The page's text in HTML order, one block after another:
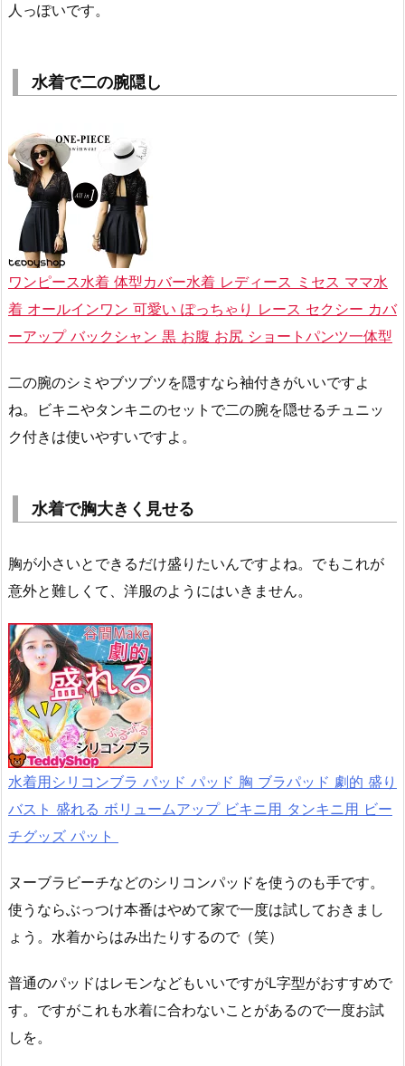
人っぽいです。
水着で二の腕隠し
ワンピース水着 体型カバー水着 レディース ミセス ママ水
着 オールインワン 可愛い ぽっちゃり レース セクシー カバ
ーアップ バックシャン 黒 お腹 お尻 ショートパンツ一体型
二の腕のシミやブツブツを隠すなら袖付きがいいですよ
ね。ビキニやタンキニのセットで二の腕を隠せるチュニッ
ク付きは使いやすいですよ。
水着で胸大きく見せる
胸が小さいとできるだけ盛りたいんですよね。でもこれが
意外と難しくて、洋服のようにはいきません。
水着用シリコンブラ パッド パッド 胸 ブラパッド 劇的 盛り
バスト 盛れる ボリュームアップ ビキニ用 タンキニ用 ビー
チグッズ パット
ヌーブラビーチなどのシリコンパッドを使うのも手です。
使うならぶっつけ本番はやめて家で一度は試しておきまし
ょう。水着からはみ出たりするので（笑）
普通のパッドはレモンなどもいいですがL字型がおすすめで
す。ですがこれも水着に合わないことがあるので一度お試
しを。